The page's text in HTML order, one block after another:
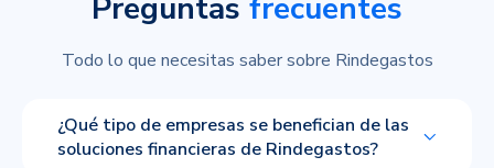
Preguntas frecuentes
Todo lo que necesitas saber sobre Rindegastos
¿Qué tipo de empresas se benefician de las
soluciones financieras de Rindegastos?